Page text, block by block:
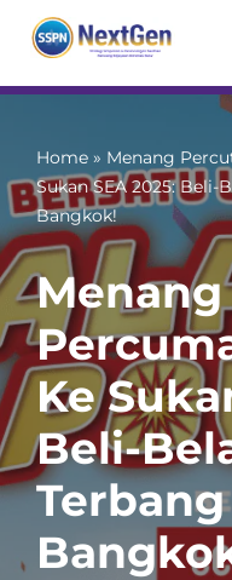
Skip
to
Home » Menang
Sukan SEA 2025: Beli-
Bangkok!
Ke
Beli-